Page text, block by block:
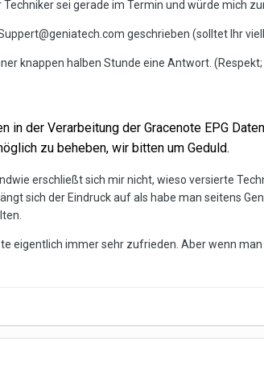
Techniker sei gerade im Termin und würde mich
geschrieben (solltet Ihr
knappen halben Stunde eine Antwort.
in der Verarbeitung der Gracenote EPG
zu beheben, wir bitten um Geduld.
erschließt sich mir nicht, wieso versierte
sich der Eindruck auf als habe man seitens
eigentlich immer sehr zufrieden. Aber wenn